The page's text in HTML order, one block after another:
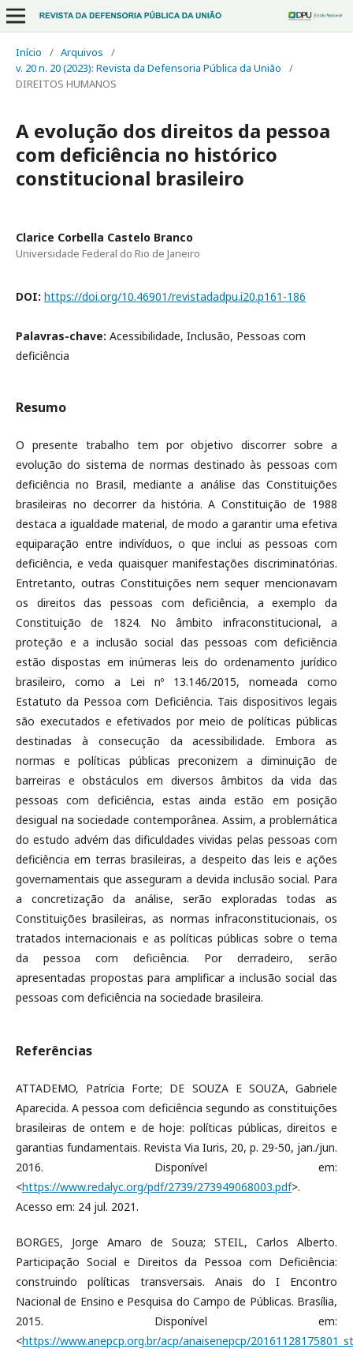
Início / Arquivos
/
v. 20 n. 20 (2023): Revista da Defensoria Pública da União
/
DIREITOS HUMANOS
A evolução dos direitos da pessoa
com deficiência no histórico
constitucional brasileiro
Clarice Corbella Castelo Branco
Universidade Federal do Rio de Janeiro
DOI: https://doi.org/10.46901/revistadadpu.i20.p161-186
Palavras-chave: Acessibilidade, Inclusão, Pessoas com
deficiência
Resumo
O presente trabalho tem por objetivo discorrer sobre a
evolução do sistema de normas destinado às pessoas com
deficiência no Brasil, mediante a análise das Constituições
brasileiras no decorrer da história. A Constituição de 1988
destaca a igualdade material, de modo a garantir uma efetiva
equiparação entre indivíduos, o que inclui as pessoas com
deficiência, e veda quaisquer manifestações discriminatórias.
Entretanto, outras Constituições nem sequer mencionavam
os direitos das pessoas com deficiência, a exemplo da
Constituição de 1824. No âmbito infraconstitucional, a
proteção e a inclusão social das pessoas com deficiência
estão dispostas em inúmeras leis do ordenamento jurídico
brasileiro, como a Lei nº 13.146/2015, nomeada como
Estatuto da Pessoa com Deficiência. Tais dispositivos legais
são executados e efetivados por meio de políticas públicas
destinadas à consecução da acessibilidade. Embora as
normas e políticas públicas preconizem a diminuição de
barreiras e obstáculos em diversos âmbitos da vida das
pessoas com deficiência, estas ainda estão em posição
desigual na sociedade contemporânea. Assim, a problemática
do estudo advém das dificuldades vividas pelas pessoas com
deficiência em terras brasileiras, a despeito das leis e ações
governamentais que asseguram a devida inclusão social. Para
a concretização da análise, serão exploradas todas as
Constituições brasileiras, as normas infraconstitucionais, os
tratados internacionais e as políticas públicas sobre o tema
da pessoa com deficiência. Por derradeiro, serão
apresentadas propostas para amplificar a inclusão social das
pessoas com deficiência na sociedade brasileira.
Referências
ATTADEMO, Patrícia Forte; DE SOUZA E SOUZA, Gabriele
Aparecida. A pessoa com deficiência segundo as constituições
brasileiras de ontem e de hoje: políticas públicas, direitos e
garantias fundamentais. Revista Via Iuris, 20, p. 29-50, jan./jun.
2016. Disponível em:
<https://www.redalyc.org/pdf/2739/273949068003.pdf>.
Acesso em: 24 jul. 2021.
BORGES, Jorge Amaro de Souza; STEIL, Carlos Alberto.
Participação Social e Direitos da Pessoa com Deficiência:
construindo políticas transversais. Anais do I Encontro
Nacional de Ensino e Pesquisa do Campo de Públicas. Brasília,
2015. Disponível em:
<https://www.anepcp.org.br/acp/anaisenepcp/